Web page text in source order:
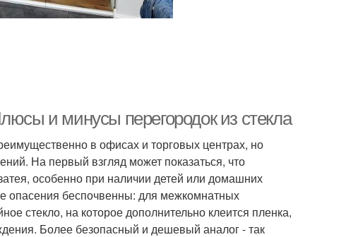
и минусы перегородок из стекла
в офисах и торговых центрах, но
На первый взгляд может показаться, что
особенно при наличии детей или домашних
опасения беспочвенны: для межкомнатных
стекло, на которое дополнительно клеится пленка,
Более безопасный и дешевый аналог - так